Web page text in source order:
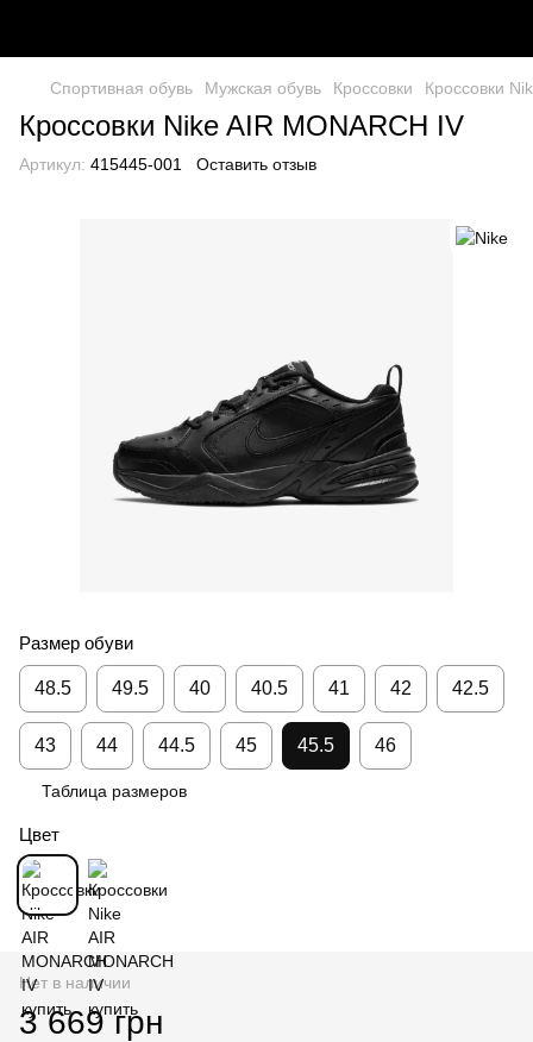
Спортивная обувь Мужская обувь Кроссовки Кроссовки
Кроссовки Nike AIR MONARCH IV
Артикул: 415445-001 Оставить отзыв
Размер обуви
48.5 49.5 40 40.5 41 42 42.5
43 44 44.5 45 45.5 46
Таблица размеров
Цвет
Нет в наличии
3 669 грн